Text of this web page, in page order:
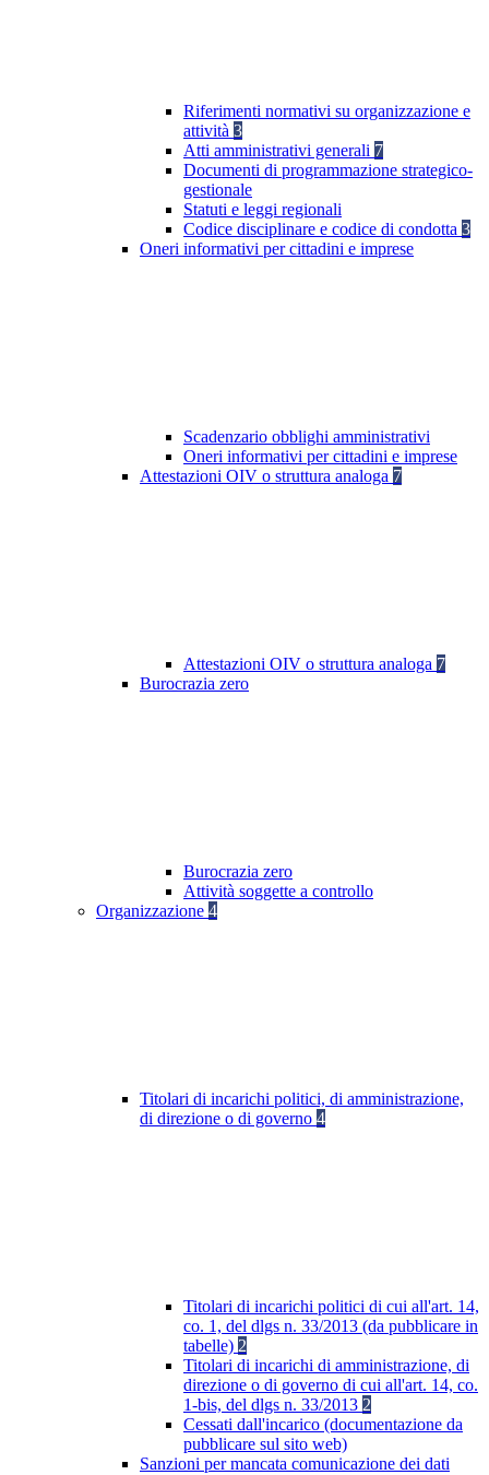
Riferimenti normativi su organizzazione e
attività 3
Atti amministrativi generali 7
Documenti di programmazione strategico-
gestionale
Statuti e leggi regionali
Codice disciplinare e codice di condotta 3
Oneri informativi per cittadini e imprese
Scadenzario obblighi amministrativi
Oneri informativi per cittadini e imprese
Attestazioni OIV o struttura analoga 7
Attestazioni OIV o struttura analoga 7
Burocrazia zero
Burocrazia zero
Attività soggette a controllo
Organizzazione 4
Titolari di incarichi politici, di amministrazione,
di direzione o di governo 4
Titolari di incarichi politici di cui all'art. 14,
co. 1, del dlgs n. 33/2013 (da pubblicare in
tabelle) 2
Titolari di incarichi di amministrazione, di
direzione o di governo di cui all'art. 14, co.
1-bis, del dlgs n. 33/2013 2
Cessati dall'incarico (documentazione da
pubblicare sul sito web)
Sanzioni per mancata comunicazione dei dati